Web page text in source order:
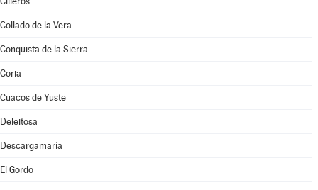
Collado de la Vera
Conquista de la Sierra
Coria
Cuacos de Yuste
Deleitosa
Descargamaría
El Gordo